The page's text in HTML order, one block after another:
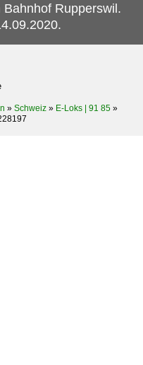
Rupperswil.
» Schweiz » E-Loks | 91 85 »